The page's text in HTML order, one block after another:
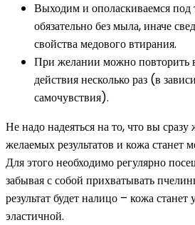
Выходим и ополаскиваемся
обязательно без мыла, иначе
свойства медового втирания.
При желании можно повторить
действия несколько раз (в
самочувствия).
Не надо надеяться на то, что вы сразу
желаемых результатов и кожа станет
Для этого необходимо регулярно
забывая с собой прихватывать
результат будет налицо – кожа
эластичной.